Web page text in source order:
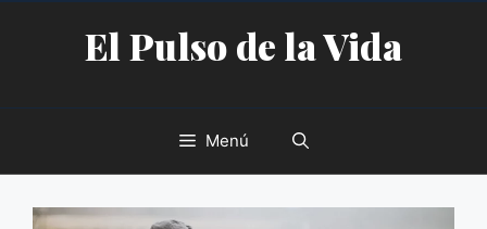
contenidoEl Pulso de la Vida
Menú